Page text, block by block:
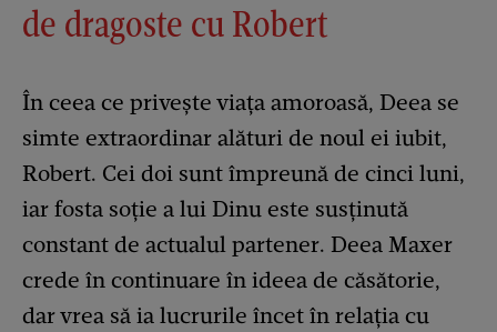
de dragoste cu Robert
În ceea ce privește viața amoroasă, Deea se
simte extraordinar alături de noul ei iubit,
Robert. Cei doi sunt împreună de cinci luni,
iar fosta soție a lui Dinu este susținută
constant de actualul partener. Deea Maxer
crede în continuare în ideea de căsătorie,
dar vrea să ia lucrurile încet în relația cu